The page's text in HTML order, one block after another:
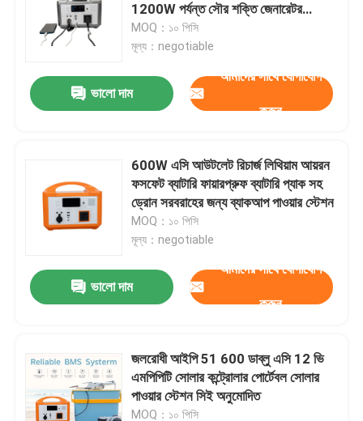
পণ্য
ভিডিও
1200W পর্যন্ত সৌর শক্তি জেনারেটর
ক্যাম্পিং / হোম ব্যবহারের জন্য
MOQ：১০ পিসি
মূল্য：negotiable
ভালো দাম
আমাদের সাথে যোগাযোগ
করুন
600W এসি আউটলেট রিচার্জ লিথিয়াম আয়রন
ফসফেট ব্যাটারি ফায়ারপ্রুফ ব্যাটারি প্যাক সহ
ড্রোন সরবরাহের জন্য ব্যাকআপ পাওয়ার স্টেশন
MOQ：১০ পিসি
মূল্য：negotiable
ভালো দাম
আমাদের সাথে যোগাযোগ
করুন
জলরোধী আইপি 51 600 ডাব্লু এসি 12 ভি
এমপিপিটি সোলার কন্ট্রোলার পোর্টেবল সোলার
পাওয়ার স্টেশন সিই অনুমোদিত
MOQ：১০ পিসি